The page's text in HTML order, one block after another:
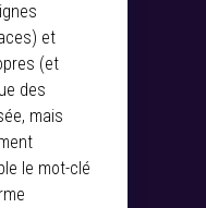
et
(et
des
mais
le mot-clé